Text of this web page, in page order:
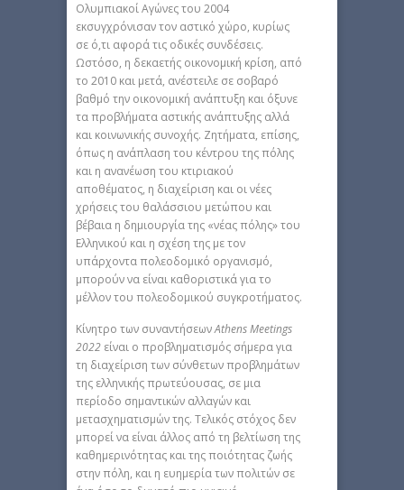
Ολυμπιακοί Αγώνες του 2004
εκσυγχρόνισαν τον αστικό χώρο, κυρίως
σε ό,τι αφορά τις οδικές συνδέσεις.
Ωστόσο, η δεκαετής οικονομική κρίση, από
το 2010 και μετά, ανέστειλε σε σοβαρό
βαθμό την οικονομική ανάπτυξη και όξυνε
τα προβλήματα αστικής ανάπτυξης αλλά
και κοινωνικής συνοχής. Ζητήματα, επίσης,
όπως η ανάπλαση του κέντρου της πόλης
και η ανανέωση του κτιριακού
αποθέματος, η διαχείριση και οι νέες
χρήσεις του θαλάσσιου μετώπου και
βέβαια η δημιουργία της «νέας πόλης» του
Ελληνικού και η σχέση της με τον
υπάρχοντα πολεοδομικό οργανισμό,
μπορούν να είναι καθοριστικά για το
μέλλον του πολεοδομικού συγκροτήματος.
Κίνητρο των συναντήσεωνAthens Meetings
2022 είναι ο προβληματισμός σήμερα για
τη διαχείριση των σύνθετων προβλημάτων
της ελληνικής πρωτεύουσας, σε μια
περίοδο σημαντικών αλλαγών και
μετασχηματισμών της. Τελικός στόχος δεν
μπορεί να είναι άλλος από τη βελτίωση της
καθημερινότητας και της ποιότητας ζωής
στην πόλη, και η ευημερία των πολιτών σε